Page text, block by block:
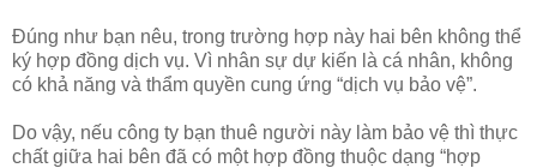
Đúng như bạn nêu, trong trường hợp này hai bên không thể
ký hợp đồng dịch vụ. Vì nhân sự dự kiến là cá nhân, không
có khả năng và thẩm quyền cung ứng “dịch vụ bảo vệ”.
Do vậy, nếu công ty bạn thuê người này làm bảo vệ thì thực
chất giữa hai bên đã có một hợp đồng thuộc dạng “hợp